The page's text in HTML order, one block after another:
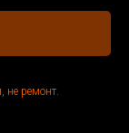
не ремонт.